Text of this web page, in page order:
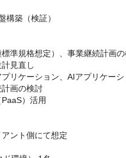
構築（検証）
準規格想定）、事業継続計画
見直し
リケーション、AIアプリケー
画の検討
）活用
ント側にて想定